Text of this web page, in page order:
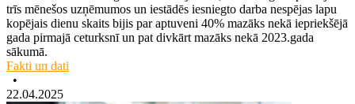
trīs mēnešos uzņēmumos un iestādēs iesniegto darba nespējas lapu
kopējais dienu skaits bijis par aptuveni 40% mazāks nekā iepriekšējā
gada pirmajā ceturksnī un pat divkārt mazāks nekā 2023.gada
sākumā.
Fakti un dati
•
22.04.2025